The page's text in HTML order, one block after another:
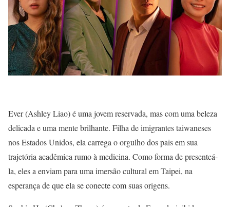
Ever (Ashley Liao) é uma jovem reservada, mas com uma beleza
delicada e uma mente brilhante. Filha de imigrantes taiwaneses
nos Estados Unidos, ela carrega o orgulho dos pais em sua
trajetória acadêmica rumo à medicina. Como forma de presenteá-
la, eles a enviam para uma imersão cultural em Taipei, na
esperança de que ela se conecte com suas origens.